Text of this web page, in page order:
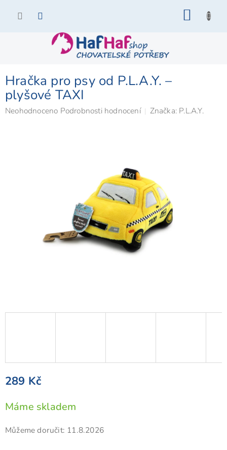
Hračka pro psy od P.L.A.Y. –
plyšové TAXI
Průměrné
Neohodnoceno Podrobnosti hodnocení Značka: P.L.A.Y.
289 Kč
Měrná
cena:
Máme skladem
Můžeme doručit: 11.8.2026